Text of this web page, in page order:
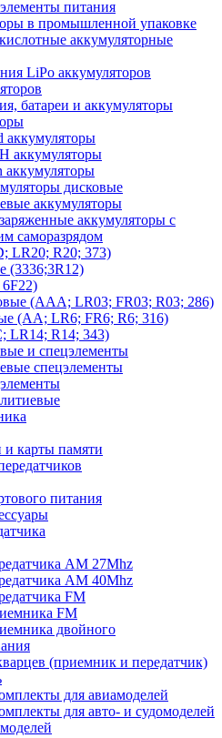
питания
в промышленной упаковке
аккумуляторные
LiPo аккумуляторов
батареи и аккумуляторы
аккумуляторы
аккумуляторы
аккумуляторы
дисковые
аккумуляторы
аккумуляторы с
саморазрядом
LR20; R20; 373)
(3336;3R12)
(AAA; LR03; FR03; R03; 286)
(AA; LR6; FR6; R6; 316)
LR14; R14; 343)
и спецэлементы
спецэлементы
и карты памяти
питания
AM 27Mhz
AM 40Mhz
FM
FM
двойного
(приемник и передатчик)
для авиамоделей
для авто- и судомоделей